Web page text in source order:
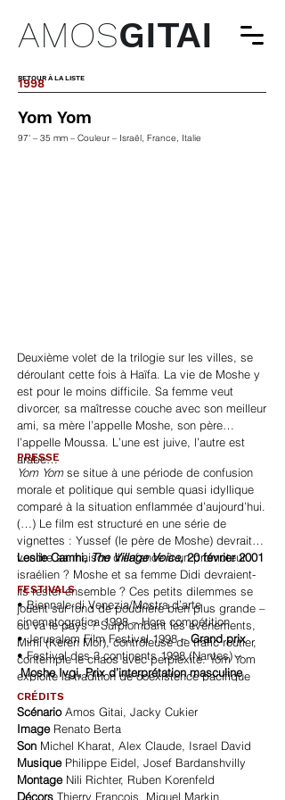
AMOSGITAI
RETOUR À LA LISTE
1998
Yom Yom
97' – 35 mm – Couleur – Israël, France, Italie
Deuxième volet de la trilogie sur les villes, se
déroulant cette fois à Haïfa. La vie de Moshe y
est pour le moins difficile. Sa femme veut
divorcer, sa maîtresse couche avec son meilleur
ami, sa mère l’appelle Moshe, son père
l’appelle Moussa. L’une est juive, l’autre est
arabe…
PRESSE
Yom Yomse situe à une période de confusion
morale et politique qui semble quasi idyllique
comparé à la situation enflammée d’aujourd’hui.
(…) Le film est structuré en une série de
vignettes : Yussef (le père de Moshe) devrait-il
vendre sa maison d’enfance à un promoteur
israélien ? Moshe et sa femme Didi devraient-
ils rester ensemble ? Ces petits dilemmes se
jouent sur fond de poudrière bien plus grande –
où va le pays ? Surplombant les événements,
Mimi (Keren Mor), contrôleuse de trafic routier,
contemple le chaos avec perplexité. Yom Yom
exploite la tradition de coexistence pacifique
entre les Arabes et les Juifs à Haïfa pour
raconter, avec un humour noir, l’histoire de
personnages mus par des loyautés partagées
et des inhibitions névrotiques. Le génie de Gitai
consiste à montrer comment le conflit infiltre
chaque rencontre, du marché à la chambre à
coucher, et au-delà. Ces portraits pleins de vie
Leslie Camhi,The Village Voice, 20 février 2001
FESTIVALS
• Biennale di Venezia/Mostra d’arte
cinematografica 1998 – Hors compétition
• Jerusalem Film Festival 1998 –Grand prix
• Festival des 3 continents 1998 (Nantes) –
Moshe Ivgi, Prix d’interprétation masculine
CRÉDITS
ScénarioAmos Gitai, Jacky Cukier
ImageRenato Berta
Son Michel Kharat, Alex Claude, Israel David
MusiquePhilippe Eidel, Josef Bardanshvilly
MontageNili Richter, Ruben Korenfeld
Décors Thierry François, Miguel Markin